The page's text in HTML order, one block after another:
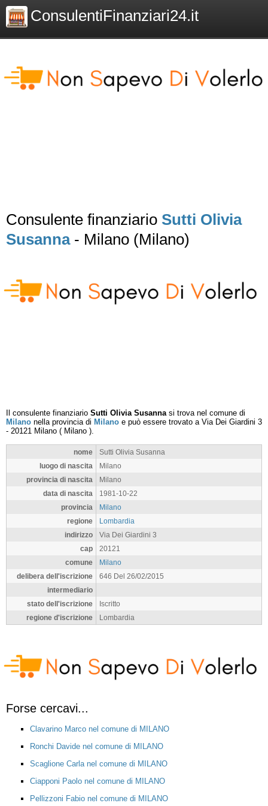
ConsulentiFinanziari24.it
Consulente finanziario Sutti Olivia
Susanna- Milano (Milano)
Il consulente finanziario Sutti Olivia Susannasi trova nel comune di
Milano nella provincia di Milano e può essere trovato a Via Dei Giardini 3
- 20121 Milano ( Milano ).
nome
Sutti Olivia Susanna
luogo di nascita
Milano
provincia di nascita
Milano
data di nascita
1981-10-22
provincia
Milano
regione
Lombardia
indirizzo
Via Dei Giardini 3
cap
20121
comune
Milano
delibera dell'iscrizione
646 Del 26/02/2015
intermediario
stato dell'iscrizione
Iscritto
regione d'iscrizione
Lombardia
Forse cercavi...
Clavarino Marco nel comune di MILANO
Ronchi Davide nel comune di MILANO
Scaglione Carla nel comune di MILANO
Ciapponi Paolo nel comune di MILANO
Pellizzoni Fabio nel comune di MILANO